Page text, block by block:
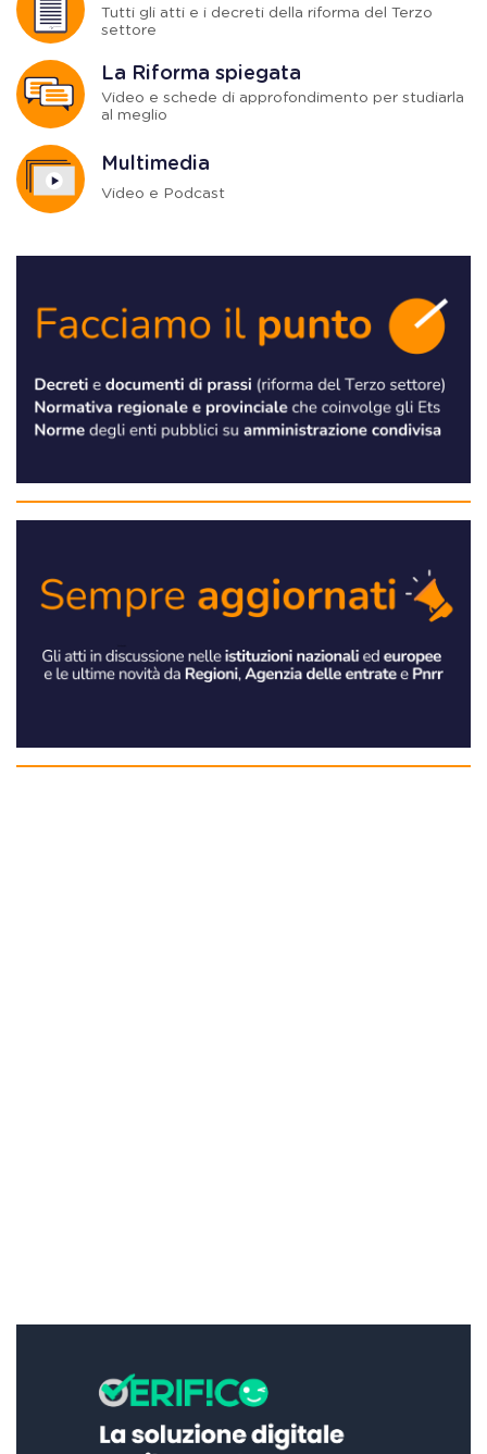
Tutti gli atti e i decreti della riforma del Terzo
settore
La Riforma spiegata
Video e schede di approfondimento per studiarla
al meglio
Multimedia
Video e Podcast